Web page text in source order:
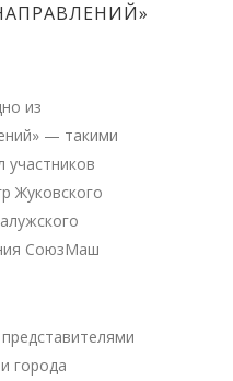
из
— такими
участников
Жуковского
СоюзМаш
города